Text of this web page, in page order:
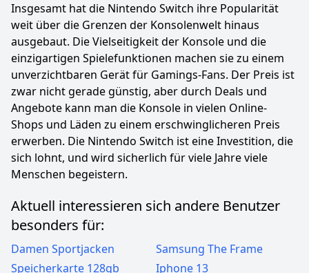
Insgesamt hat die Nintendo Switch ihre Popularität
weit über die Grenzen der Konsolenwelt hinaus
ausgebaut. Die Vielseitigkeit der Konsole und die
einzigartigen Spielefunktionen machen sie zu einem
unverzichtbaren Gerät für Gamings-Fans. Der Preis ist
zwar nicht gerade günstig, aber durch Deals und
Angebote kann man die Konsole in vielen Online-
Shops und Läden zu einem erschwinglicheren Preis
erwerben. Die Nintendo Switch ist eine Investition, die
sich lohnt, und wird sicherlich für viele Jahre viele
Menschen begeistern.
Aktuell interessieren sich andere Benutzer
besonders für:
Damen Sportjacken
Samsung The Frame
Speicherkarte 128gb
Iphone 13